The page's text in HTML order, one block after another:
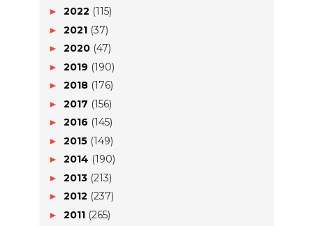
► 2022 (115)
► 2021 (37)
► 2020 (47)
► 2019 (190)
► 2018 (176)
► 2017 (156)
► 2016 (145)
► 2015 (149)
► 2014 (190)
► 2013 (213)
► 2012 (237)
► 2011 (265)